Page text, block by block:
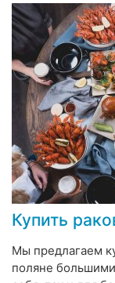
Купить
Мы предлагаем
поляне